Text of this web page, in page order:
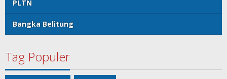
PLTN
Bangka Belitung
Tag Populer